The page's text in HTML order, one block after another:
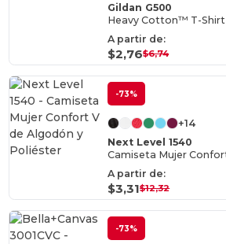
Gildan G500
Heavy Cotton™ T-Shirt
A partir de:
$2,76$6,74
-73%
+14
Next Level 1540
A partir de:
$3,31$12,32
-73%